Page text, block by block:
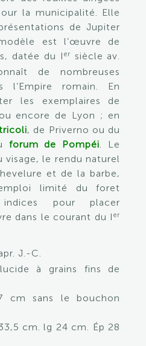
la municipalité. Elle
de Jupiter
est l’œuvre de
datée du I er
siècle av.
de nombreuses
l’Empire romain. En
les exemplaires de
encore de Lyon ; en
, de Priverno ou du
forum de Pompéi. Le
le rendu naturel
et de la barbe,
limité du foret
pour placer
dans le courant du Ier
J.-C.
à grains fins de
sans le bouchon
cm. lg 24 cm. Ép 28